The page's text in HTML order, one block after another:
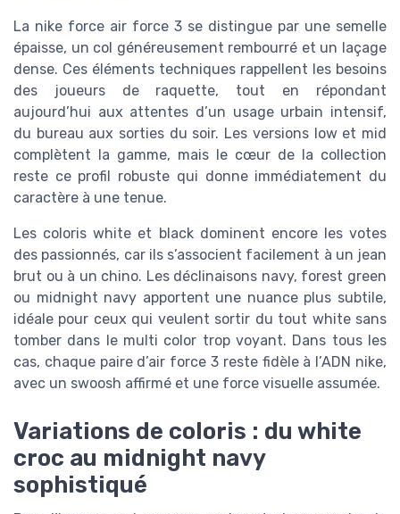
La nike force air force 3 se distingue par une semelle
épaisse, un col généreusement rembourré et un laçage
dense. Ces éléments techniques rappellent les besoins
des joueurs de raquette, tout en répondant
aujourd’hui aux attentes d’un usage urbain intensif,
du bureau aux sorties du soir. Les versions low et mid
complètent la gamme, mais le cœur de la collection
reste ce profil robuste qui donne immédiatement du
caractère à une tenue.
Les coloris white et black dominent encore les votes
des passionnés, car ils s’associent facilement à un jean
brut ou à un chino. Les déclinaisons navy, forest green
ou midnight navy apportent une nuance plus subtile,
idéale pour ceux qui veulent sortir du tout white sans
tomber dans le multi color trop voyant. Dans tous les
cas, chaque paire d’air force 3 reste fidèle à l’ADN nike,
avec un swoosh affirmé et une force visuelle assumée.
Variations de coloris : du white
croc au midnight navy
sophistiqué